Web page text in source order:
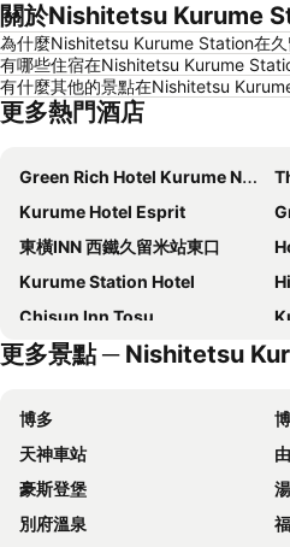
關於Nishitetsu Kurume
為什麼Nishitetsu Kurume Station在久
有哪些住宿在Nishitetsu Kurume
有什麼其他的景點在Nishitetsu
更多熱門酒店
Green Rich Hotel Kurume Natural Hot Spring Arimamutsumonnoyu
Kurume Hotel Esprit
東橫INN 西鐵久留米站東口
Kurume Station Hotel
Chisun Inn Tosu
Hotel Route-Inn Yanagawa Ekimae
Sun Hotel Tosu
HOTEL R9 The Yard Chikuzen
Hotel Mine (Love Hotel)
ホテル ブルジュア 久留米 Hotel Bvljua -レジャーホテル-
更多景點 ─ Nishitetsu
博多
天神車站
豪斯登堡
別府溫泉